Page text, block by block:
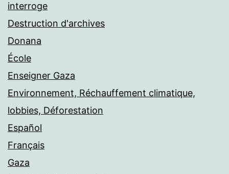
interroge
Destruction d'archives
Donana
École
Enseigner Gaza
Environnement, Réchauffement climatique,
lobbies, Déforestation
Español
Français
Gaza